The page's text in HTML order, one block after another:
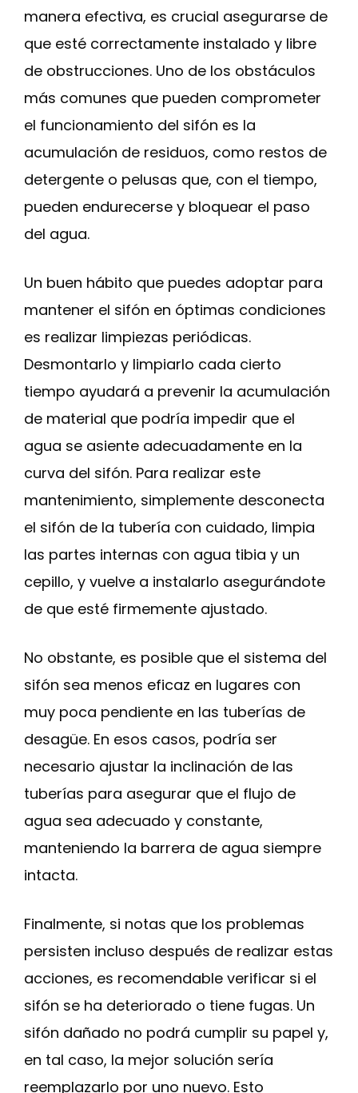
manera efectiva, es crucial asegurarse de
que esté correctamente instalado y libre
de obstrucciones. Uno de los obstáculos
más comunes que pueden comprometer
el funcionamiento del sifón es la
acumulación de residuos, como restos de
detergente o pelusas que, con el tiempo,
pueden endurecerse y bloquear el paso
del agua.
Un buen hábito que puedes adoptar para
mantener el sifón en óptimas condiciones
es realizar limpiezas periódicas.
Desmontarlo y limpiarlo cada cierto
tiempo ayudará a prevenir la acumulación
de material que podría impedir que el
agua se asiente adecuadamente en la
curva del sifón. Para realizar este
mantenimiento, simplemente desconecta
el sifón de la tubería con cuidado, limpia
las partes internas con agua tibia y un
cepillo, y vuelve a instalarlo asegurándote
de que esté firmemente ajustado.
No obstante, es posible que el sistema del
sifón sea menos eficaz en lugares con
muy poca pendiente en las tuberías de
desagüe. En esos casos, podría ser
necesario ajustar la inclinación de las
tuberías para asegurar que el flujo de
agua sea adecuado y constante,
manteniendo la barrera de agua siempre
intacta.
Finalmente, si notas que los problemas
persisten incluso después de realizar estas
acciones, es recomendable verificar si el
sifón se ha deteriorado o tiene fugas. Un
sifón dañado no podrá cumplir su papel y,
en tal caso, la mejor solución sería
reemplazarlo por uno nuevo. Esto